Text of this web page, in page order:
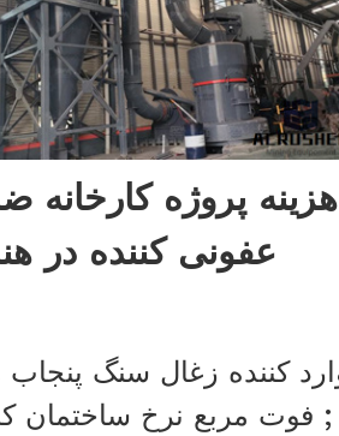
هزینه پروژه کارخانه
عفونی کننده در
کننده زغال سنگ پنجاب
; فوت مربع نرخ ساختمان